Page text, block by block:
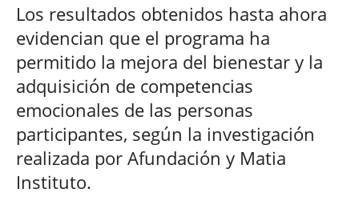
Los resultados obtenidos hasta ahora
evidencian que el programa ha
permitido la mejora del bienestar y la
adquisición de competencias
emocionales de las personas
participantes, según la investigación
realizada por Afundación y Matia
Instituto.